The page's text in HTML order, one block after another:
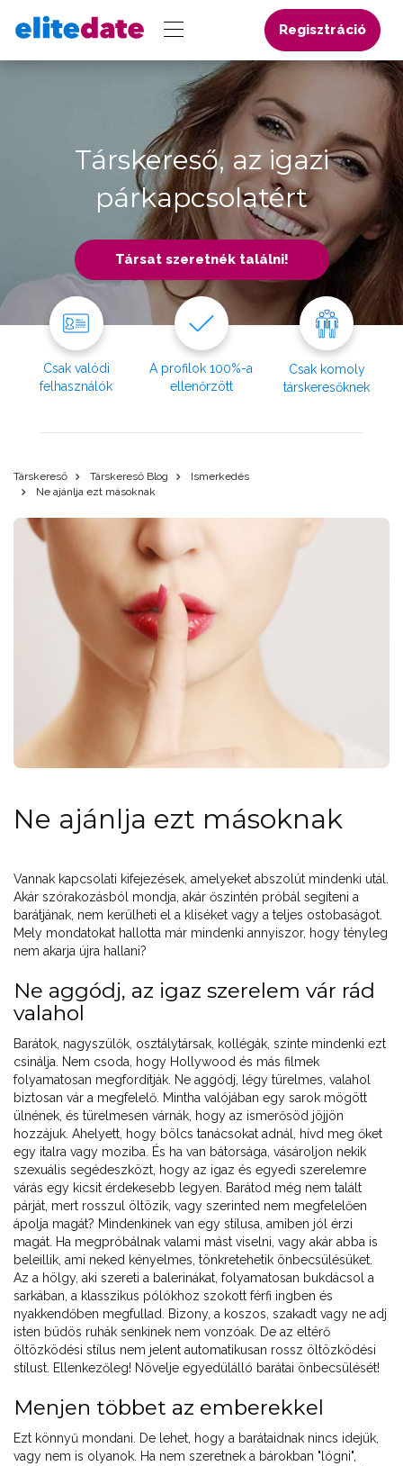
Regisztráció
Társkereső, az igazi
párkapcsolatért
Társat szeretnék találni!
Csak valódi
felhasználók
A profilok 100%-a
ellenőrzött
Csak komoly
társkeresőknek
Társkereső Társkereső Blog
Ismerkedés
Ne ajánlja ezt másoknak
Ne ajánlja ezt másoknak
Vannak kapcsolati kifejezések, amelyeket abszolút mindenki utál.
Akár szórakozásból mondja, akár őszintén próbál segíteni a
barátjának, nem kerülheti el a kliséket vagy a teljes ostobaságot.
Mely mondatokat hallotta már mindenki annyiszor, hogy tényleg
nem akarja újra hallani?
Ne aggódj, az igaz szerelem vár rád
valahol
Barátok, nagyszülők, osztálytársak, kollégák, szinte mindenki ezt
csinálja. Nem csoda, hogy Hollywood és más filmek
folyamatosan megfordítják. Ne aggódj, légy türelmes, valahol
biztosan vár a megfelelő. Mintha valójában egy sarok mögött
ülnének, és türelmesen várnák, hogy az ismerősöd jöjjön
hozzájuk. Ahelyett, hogy bölcs tanácsokat adnál, hívd meg őket
egy italra vagy moziba. És ha van bátorsága, vásároljon nekik
szexuális segédeszközt, hogy az igaz és egyedi szerelemre
várás egy kicsit érdekesebb legyen. Barátod még nem talált
párját, mert rosszul öltözik, vagy szerinted nem megfelelően
ápolja magát? Mindenkinek van egy stílusa, amiben jól érzi
magát. Ha megpróbálnak valami mást viselni, vagy akár abba is
beleillik, ami neked kényelmes, tönkretehetik önbecsülésüket.
Az a hölgy, aki szereti a balerinákat, folyamatosan bukdácsol a
sarkában, a klasszikus pólókhoz szokott férfi ingben és
nyakkendőben megfullad. Bizony, a koszos, szakadt vagy ne adj
isten büdös ruhák senkinek nem vonzóak. De az eltérő
öltözködési stílus nem jelent automatikusan rossz öltözködési
stílust. Ellenkezőleg! Növelje egyedülálló barátai önbecsülését!
Menjen többet az emberekkel
Ezt könnyű mondani. De lehet, hogy a barátaidnak nincs idejük,
vagy nem is olyanok. Ha nem szeretnek a bárokban "lógni",